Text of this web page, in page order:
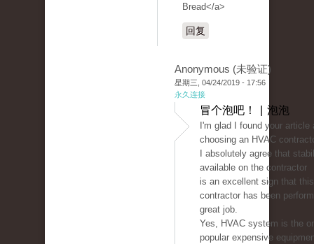
Bread</a>
回复
Anonymous (未验证)
星期三, 04/24/2019 - 17:56
永久连接
冒个泡吧！ | 泡泡
I'm glad I found your article
choosing an HVAC
I absolutely agree that
available on the contractor
is an excellent sign that this
contractor has been
great job.
Yes, HVAC system is the
popular expensive